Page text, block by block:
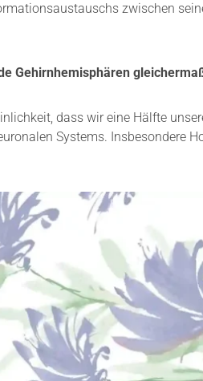
zwischen
Gehirnhemisphären
dass wir eine Hälfte
Systems. Insbesondere